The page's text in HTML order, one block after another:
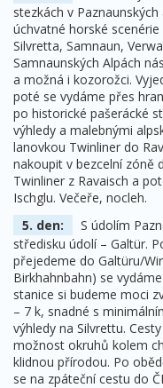
stezkách v
úchvatné horské
Silvretta, Samnaun,
Samnaunských Alpách
a možná i kozorožci.
poté se vydáme přes
po historické pašerácké
výhledy a malebnými
lanovkou Twinliner do
nakoupit v bezcelní zóně
Twinliner z Ravaisch a
Ischglu. Večeře, nocleh.
5. den:
S údolím
středisku údolí – Galtür.
přejedeme do Galtüru/
Birkhahnbahn) se
stanice si budeme moci
– 7 k, snadné s
výhledy na Silvrettu.
možnost okruhů kolem
klidnou přírodou. Po
se na zpáteční cestu do